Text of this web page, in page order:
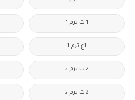
1 ث ترم 1
1ع ترم 1
2 ب ترم 2
2 ث ترم 2